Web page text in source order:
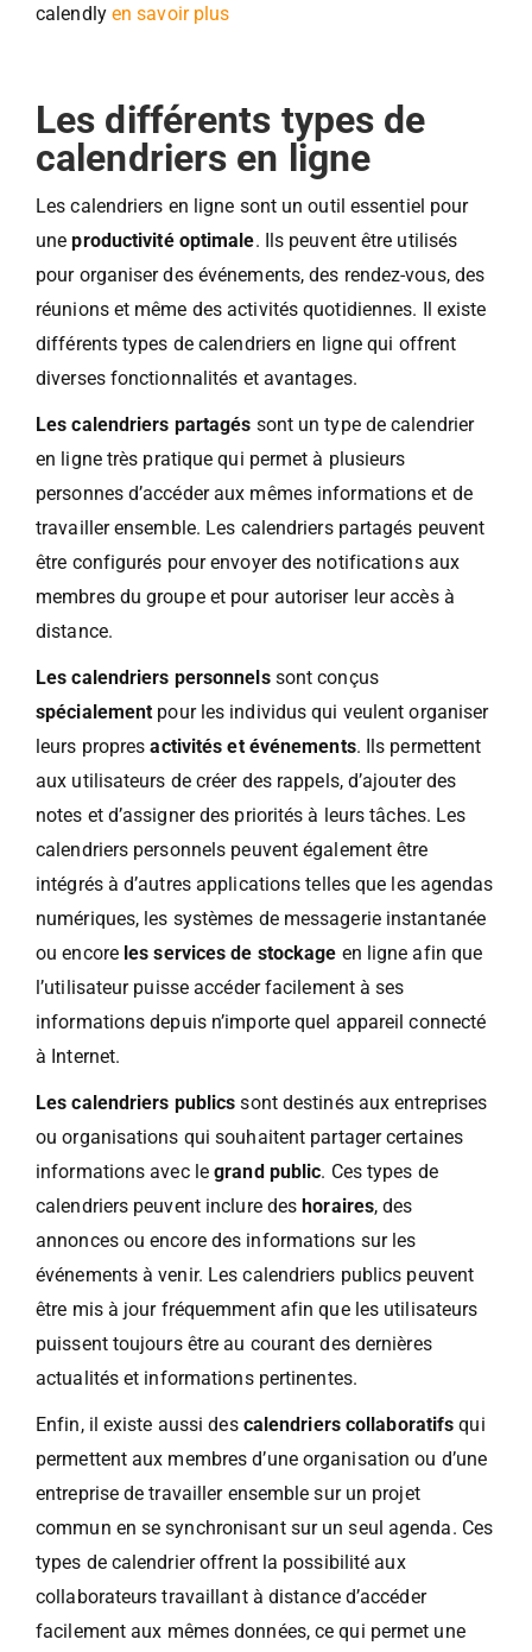
calendly en savoir plus
Les différents types de
calendriers en ligne
Les calendriers en ligne sont un outil essentiel pour
uneproductivité optimale. Ils peuvent être utilisés
pour organiser des événements, des rendez-vous, des
réunions et même des activités quotidiennes. Il existe
différents types de calendriers en ligne qui offrent
diverses fonctionnalités et avantages.
Les calendriers partagés sont un type de calendrier
en ligne très pratique qui permet à plusieurs
personnes d’accéder aux mêmes informations et de
travailler ensemble. Les calendriers partagés peuvent
être configurés pour envoyer des notifications aux
membres du groupe et pour autoriser leur accès à
distance.
Les calendriers personnelssont conçus
spécialement pour les individus qui veulent organiser
leurs propresactivités et événements. Ils permettent
aux utilisateurs de créer des rappels, d’ajouter des
notes et d’assigner des priorités à leurs tâches. Les
calendriers personnels peuvent également être
intégrés à d’autres applications telles que les agendas
numériques, les systèmes de messagerie instantanée
ou encore les services de stockage en ligne afin que
l’utilisateur puisse accéder facilement à ses
informations depuis n’importe quel appareil connecté
à Internet.
Les calendriers publics sont destinés aux entreprises
ou organisations qui souhaitent partager certaines
informations avec legrand public. Ces types de
calendriers peuvent inclure deshoraires, des
annonces ou encore des informations sur les
événements à venir. Les calendriers publics peuvent
être mis à jour fréquemment afin que les utilisateurs
puissent toujours être au courant des dernières
actualités et informations pertinentes.
Enfin, il existe aussi des calendriers collaboratifs qui
permettent aux membres d’une organisation ou d’une
entreprise de travailler ensemble sur un projet
commun en se synchronisant sur un seul agenda. Ces
types de calendrier offrent la possibilité aux
collaborateurs travaillant à distance d’accéder
facilement aux mêmes données, ce qui permet une